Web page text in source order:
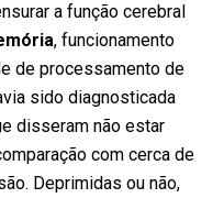
a função cerebral
, funcionamento
de processamento de
sido diagnosticada
disseram não estar
com cerca de
Deprimidas ou não,